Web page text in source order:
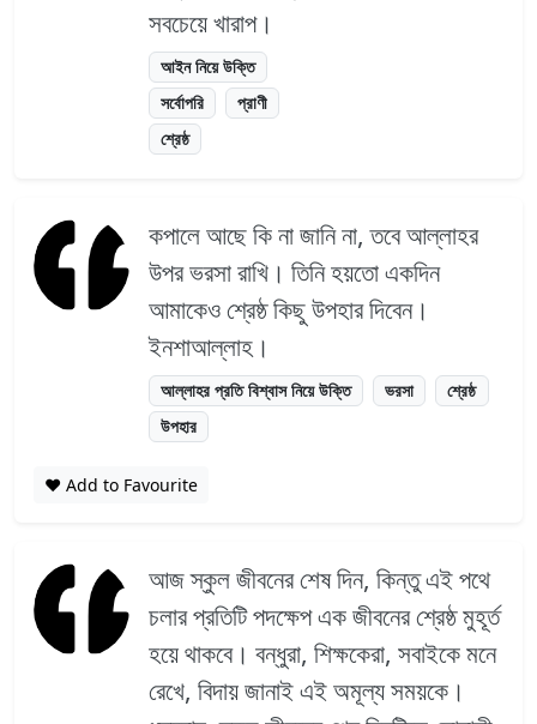
সবচেয়ে খারাপ।
আইন নিয়ে উক্তি
সর্বোপরি
প্রাণী
শ্রেষ্ঠ
কপালে আছে কি না জানি না, তবে আল্লাহর
উপর ভরসা রাখি। তিনি হয়তো একদিন
আমাকেও শ্রেষ্ঠ কিছু উপহার দিবেন।
ইনশাআল্লাহ।
আল্লাহর প্রতি বিশ্বাস নিয়ে উক্তি ভরসা
শ্রেষ্ঠ
উপহার
❤️ Add to Favourite
আজ স্কুল জীবনের শেষ দিন, কিন্তু এই পথে
চলার প্রতিটি পদক্ষেপ এক জীবনের শ্রেষ্ঠ মুহূর্ত
হয়ে থাকবে। বন্ধুরা, শিক্ষকেরা, সবাইকে মনে
রেখে, বিদায় জানাই এই অমূল্য সময়কে।